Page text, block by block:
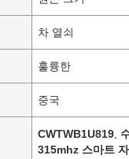
차 열쇠
훌륭한
중국
CWTWB1U819
315mhz 스마트